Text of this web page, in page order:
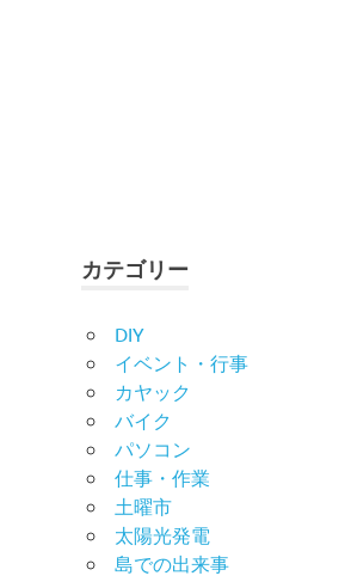
カテゴリー
DIY
イベント・行事
カヤック
バイク
パソコン
仕事・作業
土曜市
太陽光発電
島での出来事